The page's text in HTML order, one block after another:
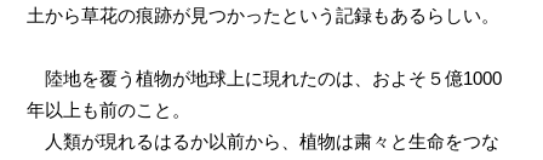
土から草花の痕跡が見つかったという記録もあるらしい。
陸地を覆う植物が地球上に現れたのは、およそ５億1000
年以上も前のこと。
人類が現れるはるか以前から、植物は粛々と生命をつな